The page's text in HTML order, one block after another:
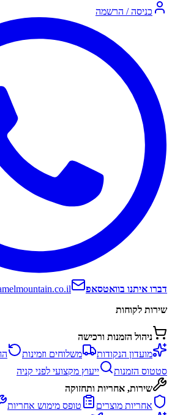
כניסה / הרשמה
דברו איתנו בוואטסאפ
שירות לקוחות
ניהול הזמנות ורכישה
מועדון הנקודות
משלוחים וזמינות
סטטוס הזמנות
ייעוץ מקצועי לפני קניה
שירות, אחריות ותחזוקה
אחריות מוצרים
טופס מימוש אחריות